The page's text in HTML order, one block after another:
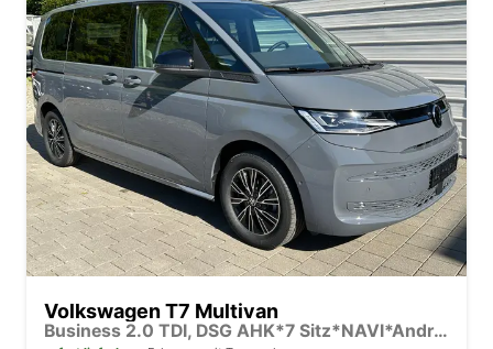
Volkswagen T7 Multivan
Business 2.0 TDI, DSG AHK*7 Sitz*NAVI*Android Auto*SHZ*Matrix*17"*Kamera*3Z Klimaauto*